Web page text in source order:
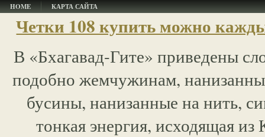
HOME КАРТА САЙТА
Четки 108 купить можно
В «Бхагавад-Гите» приведены
подобно жемчужинам,
бусины, нанизанные на нить,
тонкая энергия, исходящая